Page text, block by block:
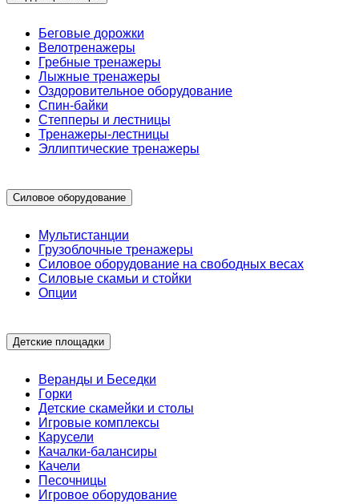
Беговые дорожки
Велотренажеры
Гребные тренажеры
Лыжные тренажеры
Оздоровительное оборудование
Спин-байки
Степперы и лестницы
Тренажеры-лестницы
Эллиптические тренажеры
Силовое оборудование
Мультистанции
Грузоблочные тренажеры
Силовое оборудование на свободных весах
Силовые скамьи и стойки
Опции
Детские площадки
Веранды и Беседки
Горки
Детские скамейки и столы
Игровые комплексы
Карусели
Качалки-балансиры
Качели
Песочницы
Игровое оборудование